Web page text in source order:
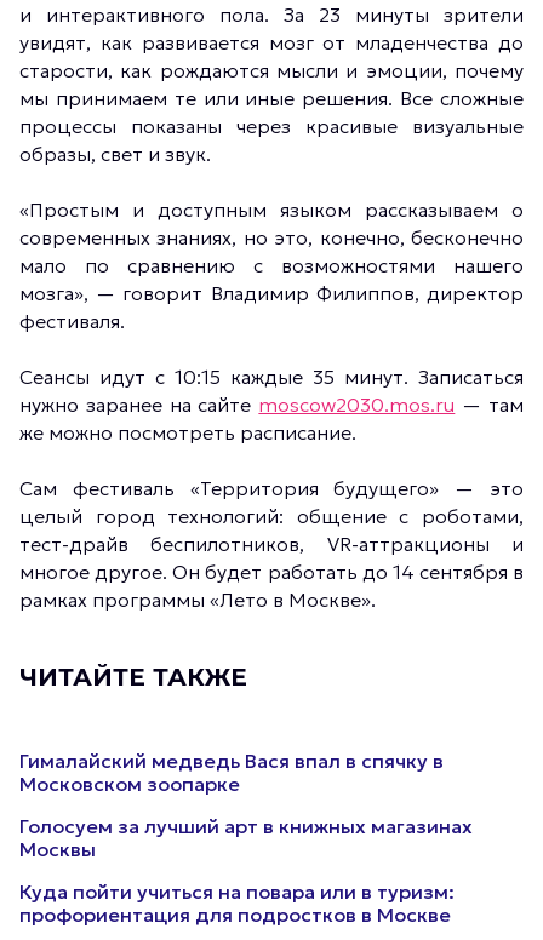
и интерактивного пола. За 23 минуты зрители
увидят, как развивается мозг от младенчества до
старости, как рождаются мысли и эмоции, почему
мы принимаем те или иные решения. Все сложные
процессы показаны через красивые визуальные
образы, свет и звук.
«Простым и доступным языком рассказываем о
современных знаниях, но это, конечно, бесконечно
мало по сравнению с возможностями нашего
мозга», — говорит Владимир Филиппов, директор
фестиваля.
Сеансы идут с 10:15 каждые 35 минут. Записаться
нужно заранее на сайте moscow2030.mos.ru — там
же можно посмотреть расписание.
Сам фестиваль «Территория будущего» — это
целый город технологий: общение с роботами,
тест-драйв беспилотников, VR-аттракционы и
многое другое. Он будет работать до 14 сентября в
рамках программы «Лето в Москве».
ЧИТАЙТЕ ТАКЖЕ
Гималайский медведь Вася впал в спячку в
Московском зоопарке
Голосуем за лучший арт в книжных магазинах
Москвы
Куда пойти учиться на повара или в туризм:
профориентация для подростков в Москве